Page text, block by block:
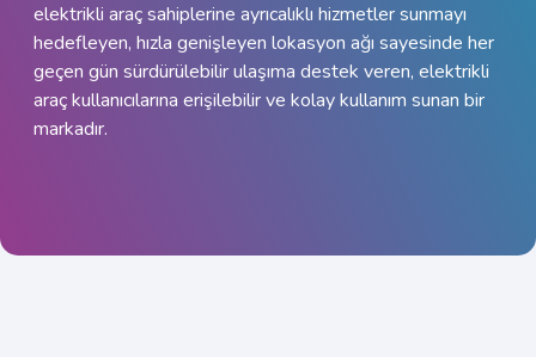
elektrikli araç sahiplerine ayrıcalıklı hizmetler sunmayı
hedefleyen, hızla genişleyen lokasyon ağı sayesinde her
geçen gün sürdürülebilir ulaşıma destek veren, elektrikli
araç kullanıcılarına erişilebilir ve kolay kullanım sunan bir
markadır.